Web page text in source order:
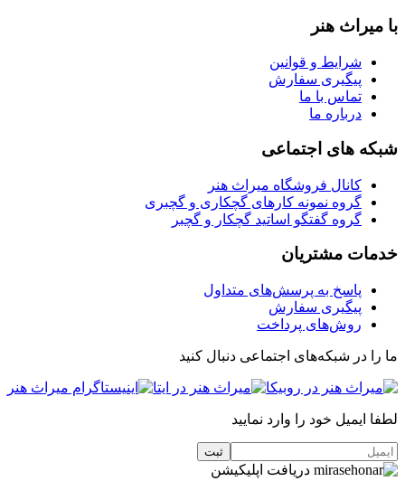
با میراث هنر
شرایط و قوانین
پیگیری سفارش
تماس با ما
درباره ما
شبکه های اجتماعی
کانال فروشگاه میراث هنر
گروه نمونه کارهای گچکاری و گچبری
گروه گفتگو اساتید گچکار و گچبر
خدمات مشتریان
پاسخ به پرسش‌های متداول
پیگیری سفارش
روش‌های پرداخت
ما را در شبکه‌های اجتماعی دنبال کنید
لطفا ایمیل خود را وارد نمایید
دریافت اپلیکیشن